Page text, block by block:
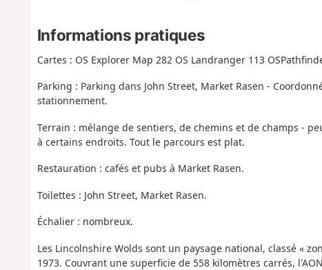
Informations pratiques
Cartes : OS Explorer Map 282 OS Landranger 113
Parking : Parking dans John Street, Market Rasen -
stationnement.
Terrain : mélange de sentiers, de chemins et de champs -
à certains endroits. Tout le parcours est plat.
Restauration : cafés et pubs à Market Rasen.
Toilettes : John Street, Market Rasen.
Échalier : nombreux.
Les Lincolnshire Wolds sont un paysage national, classé «
1973. Couvrant une superficie de 558 kilomètres carrés,